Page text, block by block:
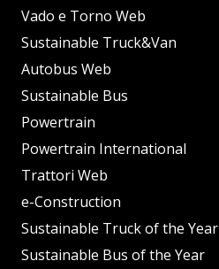
Vado e Torno Web
Sustainable Truck&Van
Autobus Web
Sustainable Bus
Powertrain
Powertrain International
Trattori Web
e-Construction
Sustainable Truck of the Year
Sustainable Bus of the Year